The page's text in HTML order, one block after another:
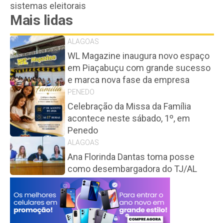
sistemas eleitorais
Mais lidas
ALAGOAS
WL Magazine inaugura novo espaço
em Piaçabuçu com grande sucesso
e marca nova fase da empresa
PENEDO
Celebração da Missa da Família
acontece neste sábado, 1º, em
Penedo
ALAGOAS
Ana Florinda Dantas toma posse
como desembargadora do TJ/AL